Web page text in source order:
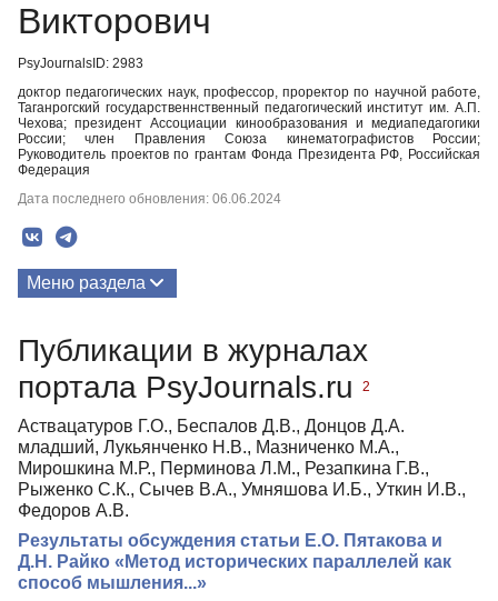
Викторович
PsyJournalsID: 2983
доктор педагогических наук, профессор, проректор по научной работе,
Таганрогский государственнственный педагогический институт им. А.П.
Чехова; президент Ассоциации кинообразования и медиапедагогики
России; член Правления Союза кинематографистов России;
Руководитель проектов по грантам Фонда Президента РФ, Российская
Федерация
Дата последнего обновления: 06.06.2024
Меню раздела
Публикации в журналах
портала PsyJournals.ru
2
Аствацатуров Г.О., Беспалов Д.В., Донцов Д.А.
младший, Лукьянченко Н.В., Мазниченко М.А.,
Мирошкина М.Р., Перминова Л.М., Резапкина Г.В.,
Рыженко С.К., Сычев В.А., Умняшова И.Б., Уткин И.В.,
Федоров А.В.
Результаты обсуждения статьи Е.О. Пятакова и
Д.Н. Райко «Метод исторических параллелей как
способ мышления...»